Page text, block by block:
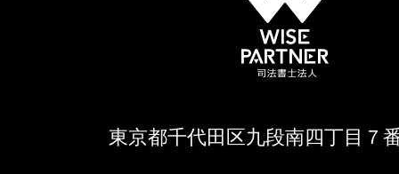
東京都千代田区九段南四丁目７